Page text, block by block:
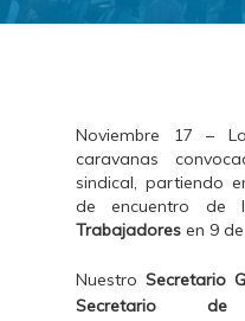
Noviembre 17 –
caravanas
sindical, partiendo
de encuentro
Trabajadores en 9
Nuestro Secretario
Secretario de